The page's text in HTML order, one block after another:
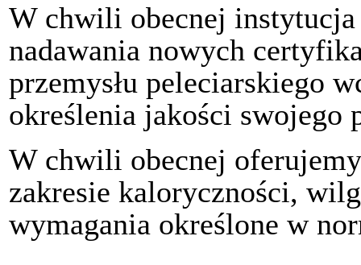
W chwili obecnej instytucja
nadawania nowych
przemysłu peleciarskiego
określenia jakości swojego
W chwili obecnej
zakresie kaloryczności,
wymagania określone w